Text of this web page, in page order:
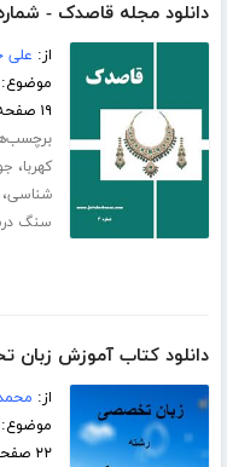
دانلود مجله قاصدک - شماره
از:
موضوع:
۱۹ صفحه
کهربا،
شناسی،
سنگ
دانلود کتاب آموزش
از:
۲۲ صفحه